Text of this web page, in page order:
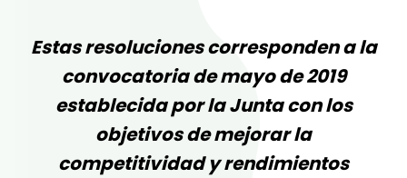
Estas resoluciones corresponden a la
convocatoria de mayo de 2019
establecida por la Junta con los
objetivos de mejorar la
competitividad y rendimientos